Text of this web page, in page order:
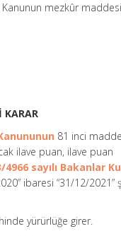
Kanunun mezkûr
KARAR
81 inci
ilave puan, ilave puan
4966 sayılı Bakanlar
ibaresi “31/12/2021”
yürürlüğe girer.